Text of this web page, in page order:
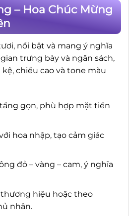
– Hoa Chúc Mừng
nổi bật và mang ý nghĩa
trưng bày và ngân sách,
chiều cao và tone màu
gọn, phù hợp mặt tiền
hoa nhập, tạo cảm giác
đỏ – vàng – cam, ý nghĩa
hiệu hoặc theo
nhân.